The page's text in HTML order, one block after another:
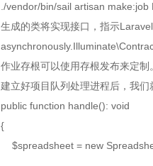
./vendor/bin/sail artisan make:job
生成的类将实现接口，指示
作业存根可以使用存根发布来定制。
建立好项目队列处理进程后，我
public function handle(): void
{
$spreadsheet = new